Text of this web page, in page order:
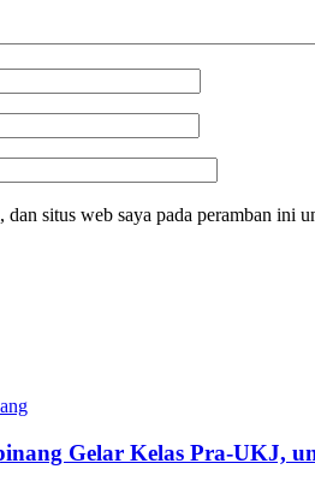
dan situs web saya pada peramban ini
Gelar Kelas Pra-UKJ,